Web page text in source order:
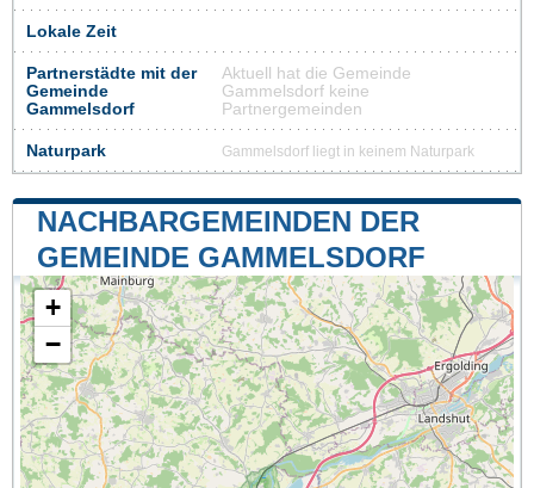
Lokale Zeit
Partnerstädte mit der
Gemeinde
Gammelsdorf
Aktuell hat die Gemeinde
Gammelsdorf keine
Partnergemeinden
Naturpark Gammelsdorf liegt in keinem Naturpark
NACHBARGEMEINDEN DER
GEMEINDE GAMMELSDORF
+
−